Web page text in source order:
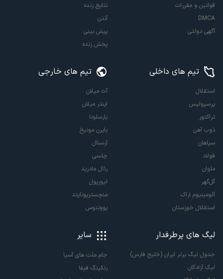
قوانین و مقررات
DMCA
آگهی دولتی
نتایج زنده
آنتن
پیش بینی
پخش زنده
تیم های داخلی
استقلال
پرسپولیس
تراکتور
ذوب آهن
سپاهان
فولاد
ملوان
گل‌گهر
آلومینیوم اراک
استقلال خوزستان
تیم های خارجی
آث میلان
اینتر میلان
بارسلونا
بایرن مونیخ
آرسنال
چلسی
رئال مادرید
لیورپول
منچستریونایتد
یوونتوس
لیگ های پرطرفدار
جدول لیگ برتر ایران (خلیج فارس)
لیگ آزادگان
سایر
جام ملت های آسیا
رنکینگ فیفا